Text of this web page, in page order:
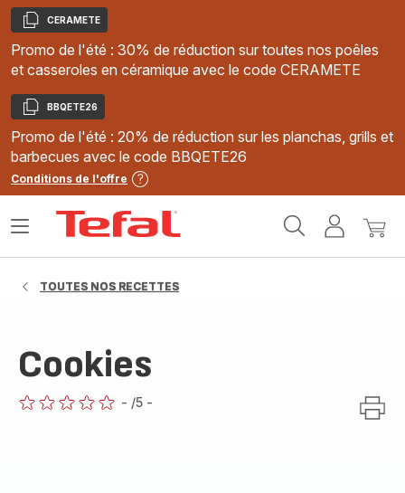
Copier
CERAMETE
Promo de l'été : 30% de réduction sur toutes nos poêles
et casseroles en céramique avec le code CERAMETE
Copier
BBQETE26
Promo de l'été : 20% de réduction sur les planchas, grills et
barbecues avec le code BBQETE26
Conditions de l'offre
MonMon
Ouvrir
TOUTES NOS RECETTES
Cookies
- /5 -